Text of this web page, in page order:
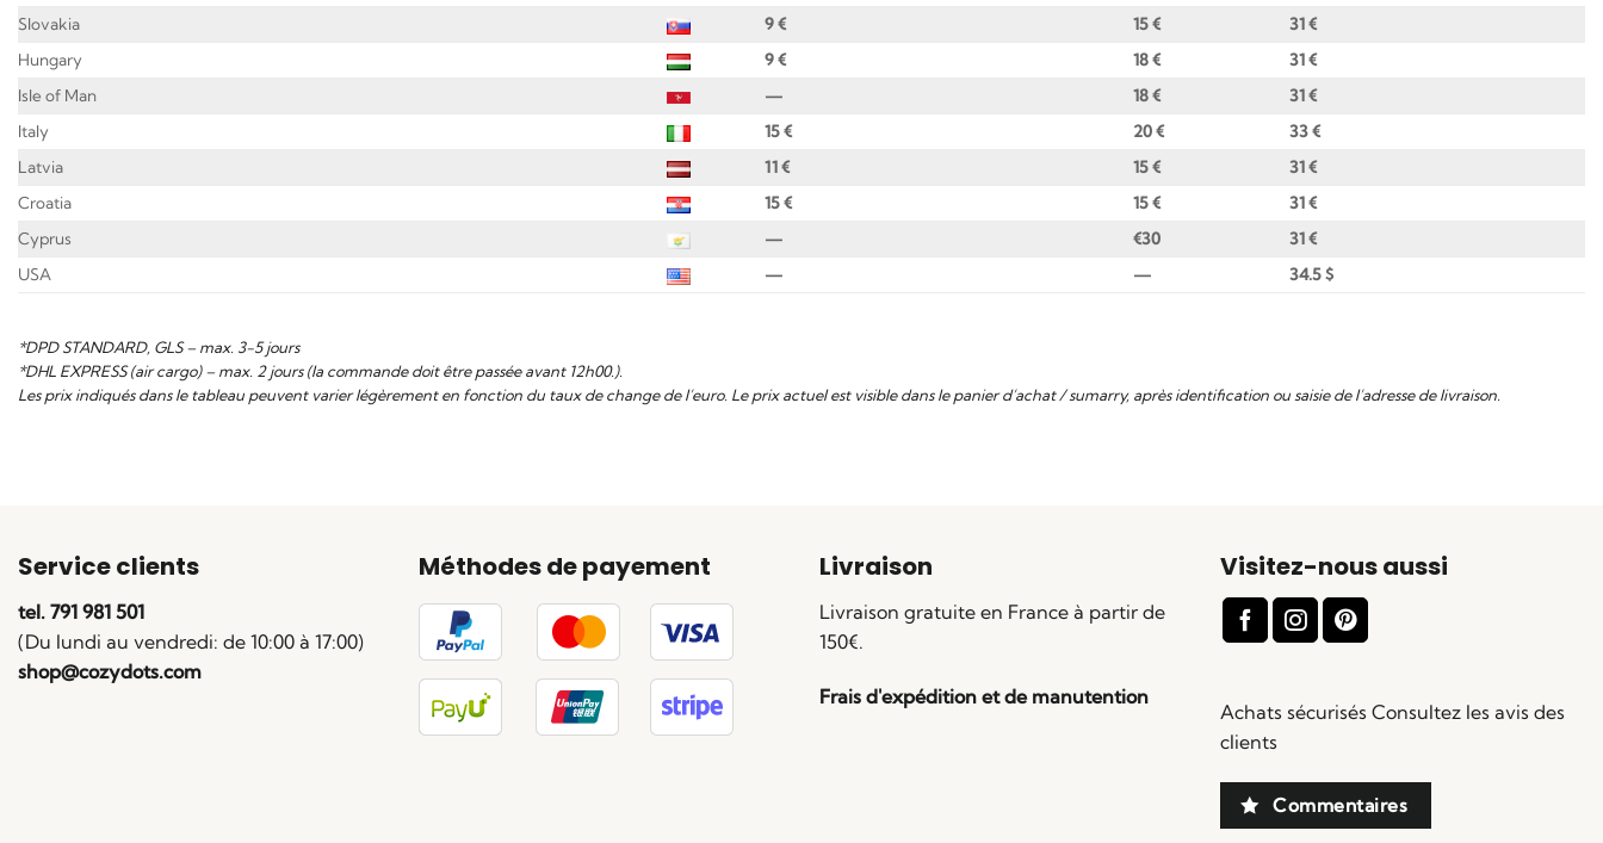
Slovakia
9 € 15 €
31 €
Hungary
9 € 18 €
31 €
Isle of Man
— 18 €
31 €
Italy
15 € 20 €
33 €
Latvia
11 € 15 €
31 €
Croatia
15 € 15 €
31 €
Cyprus
— €30
31 €
USA
— — 34.5$
*DPD STANDARD, GLS – max. 3-5 jours
*DHL EXPRESS (air cargo) – max. 2 jours (la commande doit être passée avant 12h00.).
Les prix indiqués dans le tableau peuvent varier légèrement en fonction du taux de change de l’euro. Le prix actuel est visible dans le panier d’achat / sumarry, après identification ou saisie de l’adresse de livraison.
Service clients
tel. 791 981 501
(Du lundi au vendredi: de 10:00 à 17:00)
shop@cozydots.com
Méthodes de payement Livraison
Livraison gratuite en France à partir de
150€.
Frais d'expédition et de manutention
Visitez-nous aussi
Achats sécurisés Consultez les avis des
clients
Commentaires